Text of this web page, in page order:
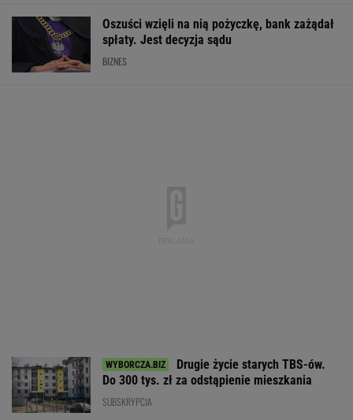
Oszuści wzięli na nią pożyczkę, bank zażądał
spłaty. Jest decyzja sądu
BIZNES
Drugie życie starych TBS-ów.
Do 300 tys. zł za odstąpienie mieszkania
SUBSKRYPCJA